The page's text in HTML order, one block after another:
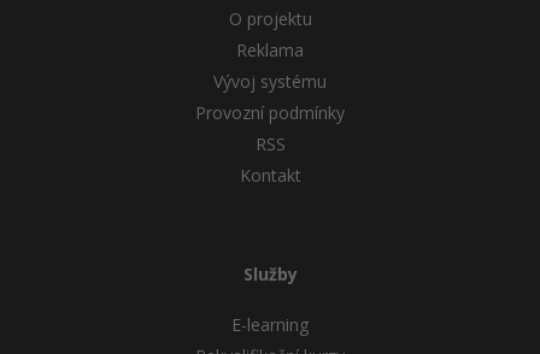
O projektu
Reklama
Vývoj systému
Provozní podmínky
RSS
Kontakt
Služby
E-learning